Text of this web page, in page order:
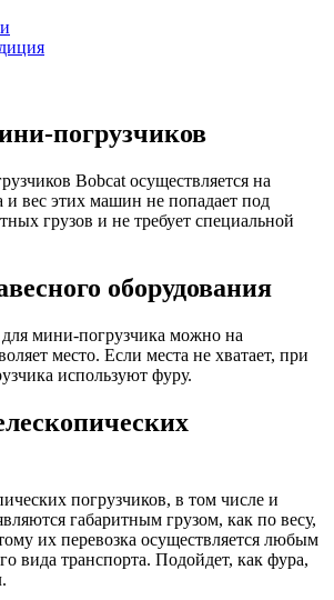
погрузчиков
Bobcat осуществляется на
и вес этих машин не попадает под
грузов и не требует специальной
оборудования
для мини-погрузчика можно на
место. Если места не хватает, при
используют фуру.
погрузчиков, в том числе и
габаритным грузом, как по весу,
их перевозка осуществляется любым
вида транспорта. Подойдет, как фура,